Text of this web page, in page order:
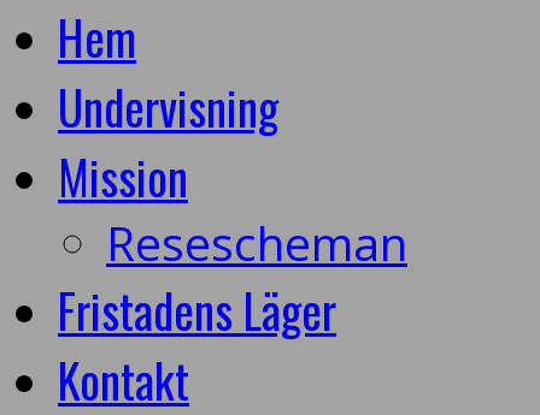
Hem
Undervisning
Mission
Resescheman
Fristadens Läger
Kontakt